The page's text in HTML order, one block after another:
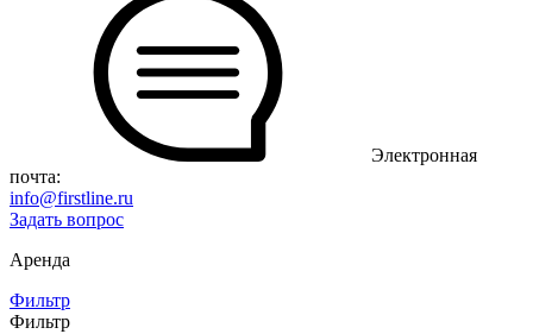
Электронная
почта:
info@firstline.ru
Задать вопрос
Аренда
Фильтр
Фильтр